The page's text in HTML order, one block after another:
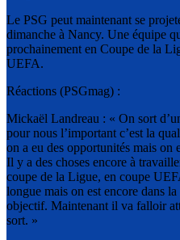
Le PSG peut maintenant se
dimanche à Nancy. Une équipe
prochainement en Coupe de la
UEFA.
Réactions (PSGmag) :
Mickaël Landreau : « On sort
pour nous l’important c’est la
on a eu des opportunités mais on
Il y a des choses encore à
coupe de la Ligue, en coupe
longue mais on est encore dans
objectif. Maintenant il va falloir
sort. »